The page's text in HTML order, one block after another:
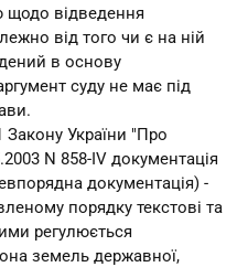
щодо відведення
від того чи є на ній
в основу
суду не має під
Закону України "Про
N 858-IV документація
документація) -
порядку текстові та
регулюється
земель державної,